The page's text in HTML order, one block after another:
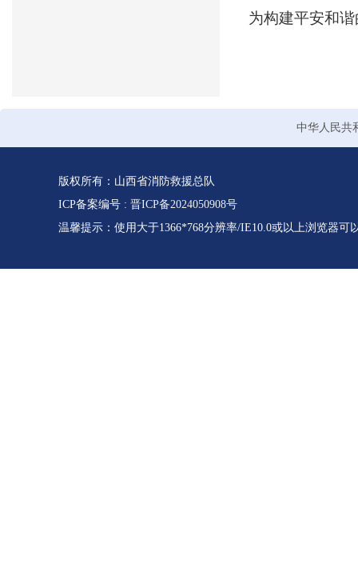
为构建平安和
中华人民共
版权所有：山西省消防救援总队
ICP备案编号 : 晋ICP备2024050908号
温馨提示：使用大于1366*768分辨率/IE10.0或以上浏览器可